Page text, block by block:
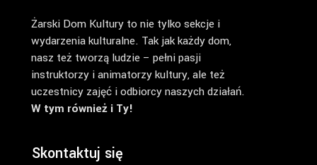
Żarski Dom Kultury to nie tylko sekcje i
wydarzenia kulturalne. Tak jak każdy dom,
nasz też tworzą ludzie – pełni pasji
instruktorzy i animatorzy kultury, ale też
uczestnicy zajęć i odbiorcy naszych działań.
W tym również i Ty!
Skontaktuj się